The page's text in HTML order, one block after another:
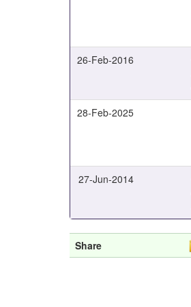
26-Feb-2016
28-Feb-2025
27-Jun-2014
Share